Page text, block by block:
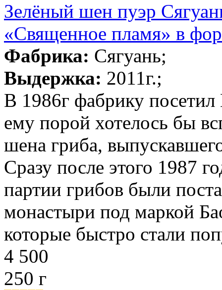
Зелёный шен пуэр
«Священное пламя» в
Фабрика: Сягуань;
Выдержка: 2011г.;
В 1986г фабрику
ему порой хотелось бы
шена гриба,
Сразу после этого 1987
партии грибов были
монастыри под маркой
которые быстро стали
4 500
250 г